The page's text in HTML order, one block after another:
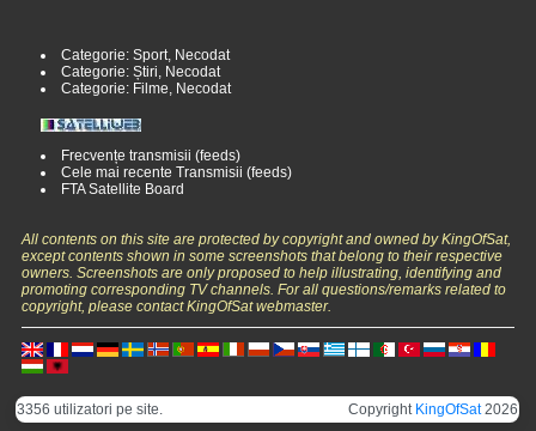
Categorie: Sport, Necodat
Categorie: Știri, Necodat
Categorie: Filme, Necodat
Frecvențe transmisii (feeds)
Cele mai recente Transmisii (feeds)
FTA Satellite Board
All contents on this site are protected by copyright and owned by KingOfSat,
except contents shown in some screenshots that belong to their respective
owners. Screenshots are only proposed to help illustrating, identifying and
promoting corresponding TV channels. For all questions/remarks related to
copyright, please contact KingOfSat webmaster.
3356 utilizatori pe site. Copyright KingOfSat2026